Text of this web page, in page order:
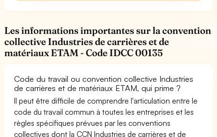
Les informations importantes sur la convention
collective Industries de carrières et de
matériaux ETAM - Code IDCC 00135
Code du travail ou convention collective Industries
de carrières et de matériaux ETAM, qui prime ?
Il peut être difficile de comprendre l'articulation entre le
code du travail commun à toutes les entreprises et les
règles spécifiques prévues par les conventions
collectives dont la CCN Industries de carrières et de